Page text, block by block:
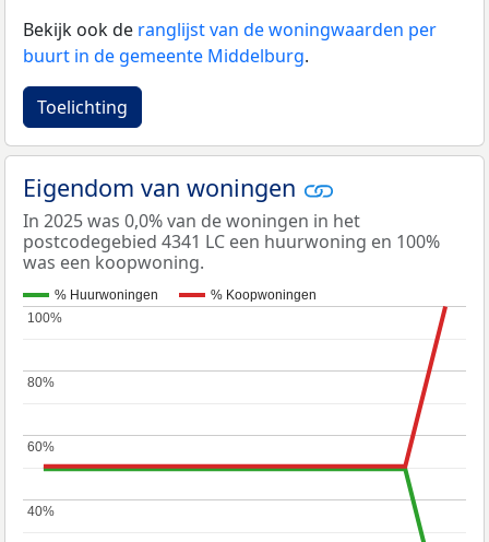
Bekijk ook de ranglijst van de woningwaarden per
buurt in de gemeente Middelburg.
Toelichting
Eigendom van woningen
In 2025 was 0,0% van de woningen in het
postcodegebied 4341 LC een huurwoning en 100%
was een koopwoning.
% Huurwoningen % Koopwoningen
40%
40%
60%
60%
80%
80%
100%
100%